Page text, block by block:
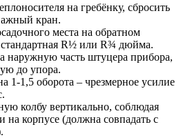
на гребёнку, сбросить
кран.
места на обратном
стандартная R½ или R¾ дюйма.
наружную часть штуцера прибора,
до упора.
1-1,5 оборота – чрезмерное усилие
колбу вертикально, соблюдая
на корпусе (должна совпадать с